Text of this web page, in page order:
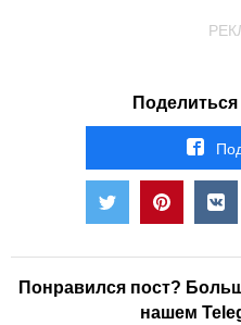
Поделиться
Понравился пост?
нашем